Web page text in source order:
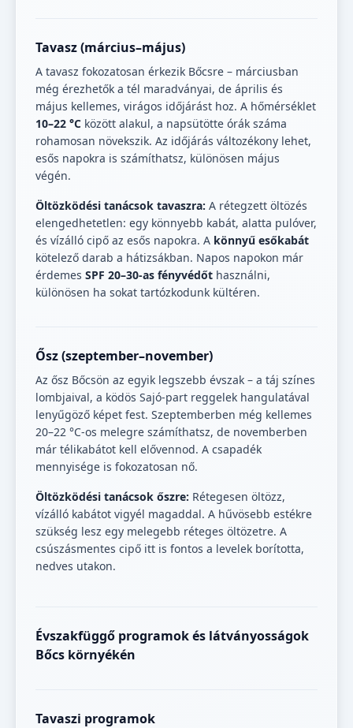
Tavasz (március–május)
A tavasz fokozatosan érkezik Bőcsre – márciusban
még érezhetők a tél maradványai, de április és
május kellemes, virágos időjárást hoz. A hőmérséklet
10–22 °C között alakul, a napsütötte órák száma
rohamosan növekszik. Az időjárás változékony lehet,
esős napokra is számíthatsz, különösen május
végén.
Öltözködési tanácsok tavaszra: A rétegzett öltözés
elengedhetetlen: egy könnyebb kabát, alatta pulóver,
és vízálló cipő az esős napokra. A könnyű esőkabát
kötelező darab a hátizsákban. Napos napokon már
érdemes SPF 20–30-as fényvédőt használni,
különösen ha sokat tartózkodunk kültéren.
Ősz (szeptember–november)
Az ősz Bőcsön az egyik legszebb évszak – a táj színes
lombjaival, a ködös Sajó-part reggelek hangulatával
lenyűgöző képet fest. Szeptemberben még kellemes
20–22 °C-os melegre számíthatsz, de novemberben
már télikabátot kell elővennod. A csapadék
mennyisége is fokozatosan nő.
Öltözködési tanácsok őszre: Rétegesen öltözz,
vízálló kabátot vigyél magaddal. A hűvösebb estékre
szükség lesz egy melegebb réteges öltözetre. A
csúszásmentes cipő itt is fontos a levelek borította,
nedves utakon.
Évszakfüggő programok és látványosságok
Bőcs környékén
Tavaszi programok